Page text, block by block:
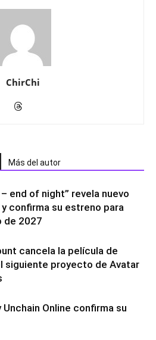
ChirChi
Más del autor
end of night” revela nuevo
y confirma su estreno para
de 2027
cancela la película de
siguiente proyecto de Avatar
Unchain Online confirma su